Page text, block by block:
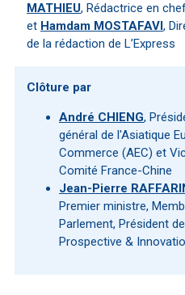
MATHIEU, Rédactrice en
et Hamdam MOSTAFAVI,
de la rédaction de L’Express
Clôture par
André CHIENG,
général de l'Asiatique
Commerce (AEC) et
Comité France-Chine
Jean-Pierre
Premier ministre,
Parlement, Président
Prospective &